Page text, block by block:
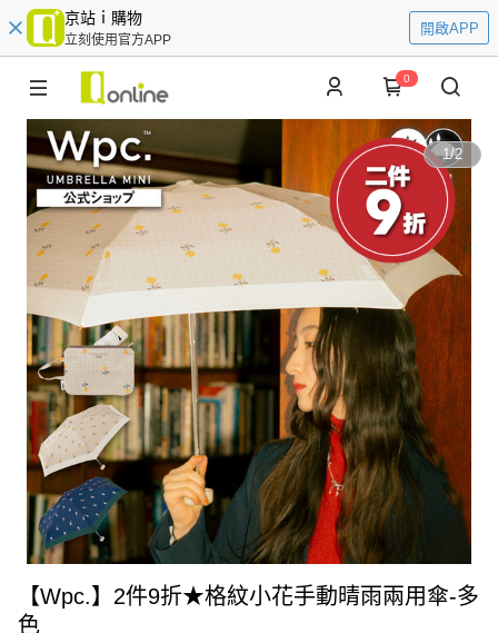
京站ｉ購物
立刻使用官方APP
開啟APP
0
1/2
【Wpc.】2件9折★格紋小花手動晴雨兩用傘-多
色